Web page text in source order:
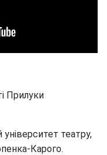
Прилуки
театру,
Карого.